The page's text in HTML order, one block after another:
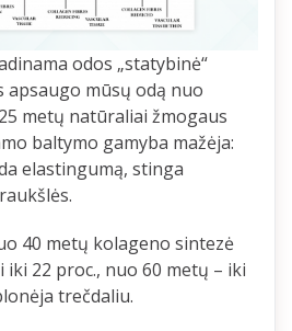
odos „statybinė“
apsaugo mūsų odą nuo
metų natūraliai žmogaus
baltymo gamyba mažėja:
elastingumą, stinga
40 metų kolageno sintezė
iki 22 proc., nuo 60 metų – iki
trečdaliu.